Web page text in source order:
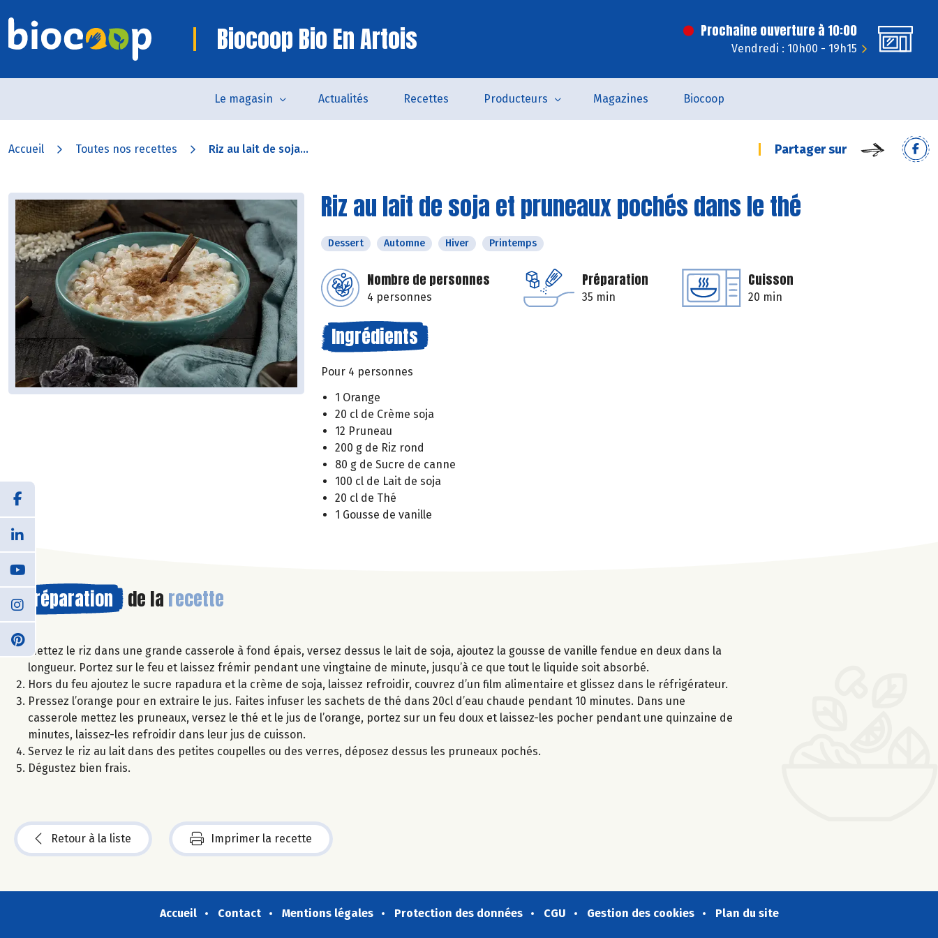
Biocoop Bio En Artois Prochaine ouverture à 10:00
Vendredi : 10h00 - 19h15
Le magasin Actualités Recettes Producteurs Magazines Biocoop
Accueil Toutes nos recettes Riz au lait de soja... Partager sur
Riz au lait de soja et pruneaux pochés dans le thé
Dessert Automne Hiver Printemps
Nombre de personnes
4 personnes
Préparation
35 min
Cuisson
20 min
Ingrédients
Pour 4 personnes
1 Orange
20 cl de Crème soja
12 Pruneau
200 g de Riz rond
80 g de Sucre de canne
100 cl de Lait de soja
20 cl de Thé
1 Gousse de vanille
Préparation de la recette
Mettez le riz dans une grande casserole à fond épais, versez dessus le lait de soja, ajoutez la gousse de vanille fendue en deux dans la
longueur. Portez sur le feu et laissez frémir pendant une vingtaine de minute, jusqu’à ce que tout le liquide soit absorbé.
Hors du feu ajoutez le sucre rapadura et la crème de soja, laissez refroidir, couvrez d’un film alimentaire et glissez dans le réfrigérateur.
Pressez l’orange pour en extraire le jus. Faites infuser les sachets de thé dans 20cl d’eau chaude pendant 10 minutes. Dans une
casserole mettez les pruneaux, versez le thé et le jus de l’orange, portez sur un feu doux et laissez-les pocher pendant une quinzaine de
minutes, laissez-les refroidir dans leur jus de cuisson.
Servez le riz au lait dans des petites coupelles ou des verres, déposez dessus les pruneaux pochés.
Dégustez bien frais.
Retour à la liste Imprimer la recette
Accueil Contact Mentions légales Protection des données CGU Gestion des cookies Plan du site